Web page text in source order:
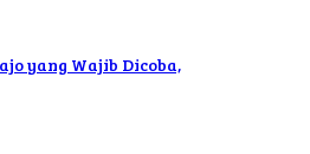
yang Wajib Dicoba,